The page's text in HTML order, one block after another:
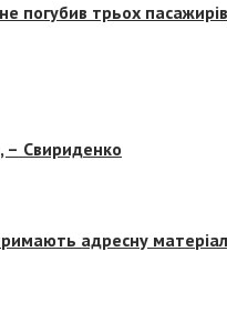
погубив трьох пасажирів
– Свириденко
адресну